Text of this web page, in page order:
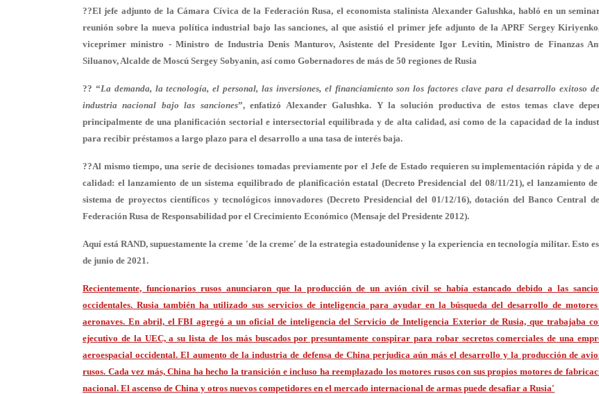
??El jefe adjunto de la Cámara Cívica de la Federación Rusa, el economista stalinista Alexander Galushka, habló en un
reunión sobre la nueva política industrial bajo las sanciones, al que asistió el primer jefe adjunto de la APRF Sergey
viceprimer ministro - Ministro de Industria Denis Manturov, Asistente del Presidente Igor Levitin, Ministro de Finanzas
Siluanov, Alcalde de Moscú Sergey Sobyanin, así como Gobernadores de más de 50 regiones de Rusia
?? “La demanda, la tecnología, el personal, las inversiones, el financiamiento son los factores clave para el desarrollo exitoso
industria nacional bajo las sanciones”, enfatizó Alexander Galushka. Y la solución productiva de estos temas clave
principalmente de una planificación sectorial e intersectorial equilibrada y de alta calidad, así como de la capacidad de la
para recibir préstamos a largo plazo para el desarrollo a una tasa de interés baja.
??Al mismo tiempo, una serie de decisiones tomadas previamente por el Jefe de Estado requieren su implementación rápida y de
calidad: el lanzamiento de un sistema equilibrado de planificación estatal (Decreto Presidencial del 08/11/21), el lanzamiento
sistema de proyectos científicos y tecnológicos innovadores (Decreto Presidencial del 01/12/16), dotación del Banco Central
Federación Rusa de Responsabilidad por el Crecimiento Económico (Mensaje del Presidente 2012).
Aquí está RAND, supuestamente la creme 'de la creme' de la estrategia estadounidense y la experiencia en tecnología militar. Esto
de junio de 2021.
Recientemente, funcionarios rusos anunciaron que la producción de un avión civil se había estancado debido a las
occidentales. Rusia también ha utilizado sus servicios de inteligencia para ayudar en la búsqueda del desarrollo de
aeronaves. En abril, el FBI agregó a un oficial de inteligencia del Servicio de Inteligencia Exterior de Rusia, que trabajaba
ejecutivo de la UEC, a su lista de los más buscados por presuntamente conspirar para robar secretos comerciales de una
aeroespacial occidental. El aumento de la industria de defensa de China perjudica aún más el desarrollo y la producción de
rusos. Cada vez más, China ha hecho la transición e incluso ha reemplazado los motores rusos con sus propios motores de
nacional. El ascenso de China y otros nuevos competidores en el mercado internacional de armas puede desafiar a Rusia'